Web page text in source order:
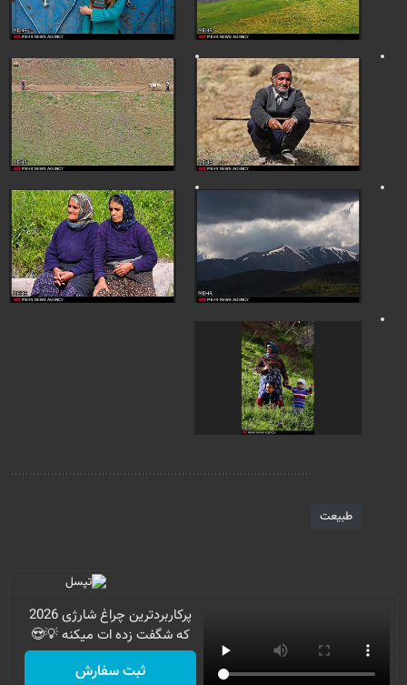
طبیعت
پرکاربردترین چراغ شارژی 2026
که شگفت زده ات میکنه 💡😍
ثبت سفارش